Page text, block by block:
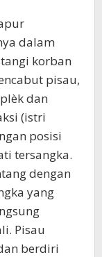
dalam
korban
pisau,
dan
(istri
posisi
tersangka.
dengan
yang
Pisau
berdiri